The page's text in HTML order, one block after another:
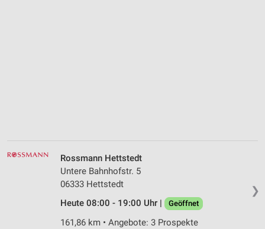
❯
Rossmann Hettstedt
Untere Bahnhofstr. 5
06333 Hettstedt
Heute 08:00 - 19:00 Uhr |
Geöffnet
161,86 km • Angebote: 3 Prospekte